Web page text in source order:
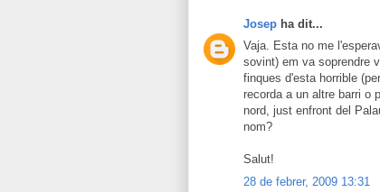
Josep ha dit...
Vaja. Esta no me
sovint) em va soprendre
finques d'esta horrible
recorda a un altre barri o
nord, just enfront del
nom?
Salut!
28 de febrer, 2009 13:31